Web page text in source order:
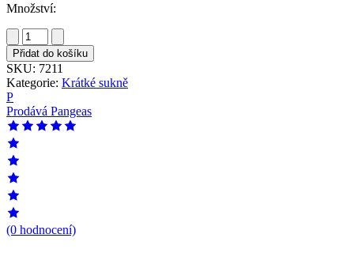
Množství:
Krátká,
zavinovací
sukně
-
satén
pivoňky
množství
Přidat do košíku
SKU: 7211
Kategorie: Krátké sukně
P
Prodává Pangeas
(0 hodnocení)